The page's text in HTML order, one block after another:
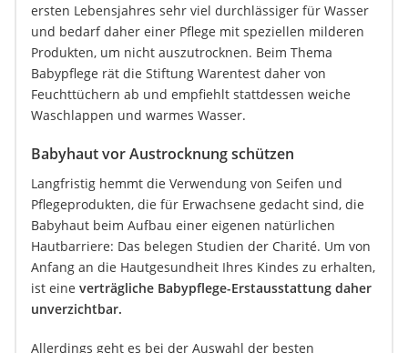
ersten Lebensjahres sehr viel durchlässiger für Wasser
und bedarf daher einer Pflege mit speziellen milderen
Produkten, um nicht auszutrocknen. Beim Thema
Babypflege rät die Stiftung Warentest daher von
Feuchttüchern ab und empfiehlt stattdessen weiche
Waschlappen und warmes Wasser.
Babyhaut vor Austrocknung schützen
Langfristig hemmt die Verwendung von Seifen und
Pflegeprodukten, die für Erwachsene gedacht sind, die
Babyhaut beim Aufbau einer eigenen natürlichen
Hautbarriere: Das belegen Studien der Charité. Um von
Anfang an die Hautgesundheit Ihres Kindes zu erhalten,
ist eine verträgliche Babypflege-Erstausstattung daher
unverzichtbar.
Allerdings geht es bei der Auswahl der besten